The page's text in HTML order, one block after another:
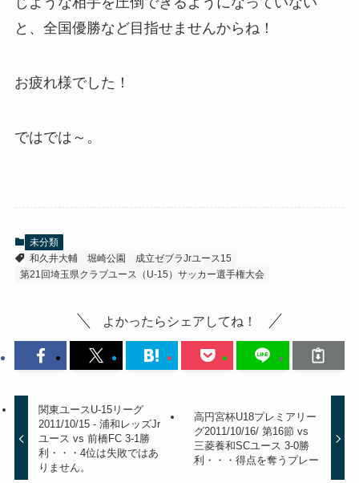
と、全国優勝など目指せませんからね！
お疲れ様でした！
ではでは～。
未分類
和久井大輔
堀崎公園
成立ゼブラJrユース15
第21回埼玉県クラブユース（U-15）サッカー選手権大会
よかったらシェアしてね！
関東ユースU-15リーグ
2011/10/15 - 浦和レッズJr
ユース vs 前橋FC 3-1勝
利・・・4位は失敗ではあ
りません。
高円宮杯U18プレミアリー
グ2011/10/16/ 第16節 vs
三菱養和SCユース 3-0勝
利・・・得点を奪うプレー